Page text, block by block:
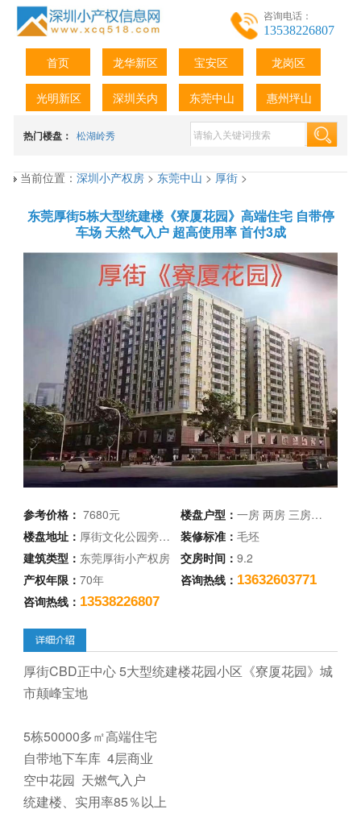
咨询电话：
13538226807
首页 龙华新区 宝安区 龙岗区
光明新区 深圳关内 东莞中山 惠州坪山
热门楼盘： 松湖岭秀
当前位置：深圳小产权房>东莞中山>厚街>
东莞厚街5栋大型统建楼《寮厦花园》高端住宅 自带停
车场 天然气入户 超高使用率 首付3成
参考价格：7680元 楼盘户型： 一房 两房 三房…
楼盘地址： 厚街文化公园旁… 装修标准： 毛坯
建筑类型： 东莞厚街小产权房 交房时间： 9.2
产权年限：70年 咨询热线： 13632603771
咨询热线： 13538226807
厚街CBD正中心 5大型统建楼花园小区《寮厦花园》城
市颠峰宝地
5栋50000多㎡高端住宅
自带地下车库 4层商业
空中花园 天燃气入户
统建楼、实用率85％以上